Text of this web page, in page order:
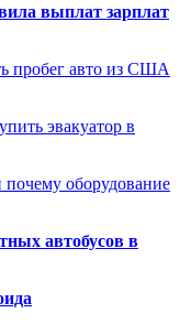
выплат зарплат
пробег авто из США
эвакуатор в
оборудование
автобусов в